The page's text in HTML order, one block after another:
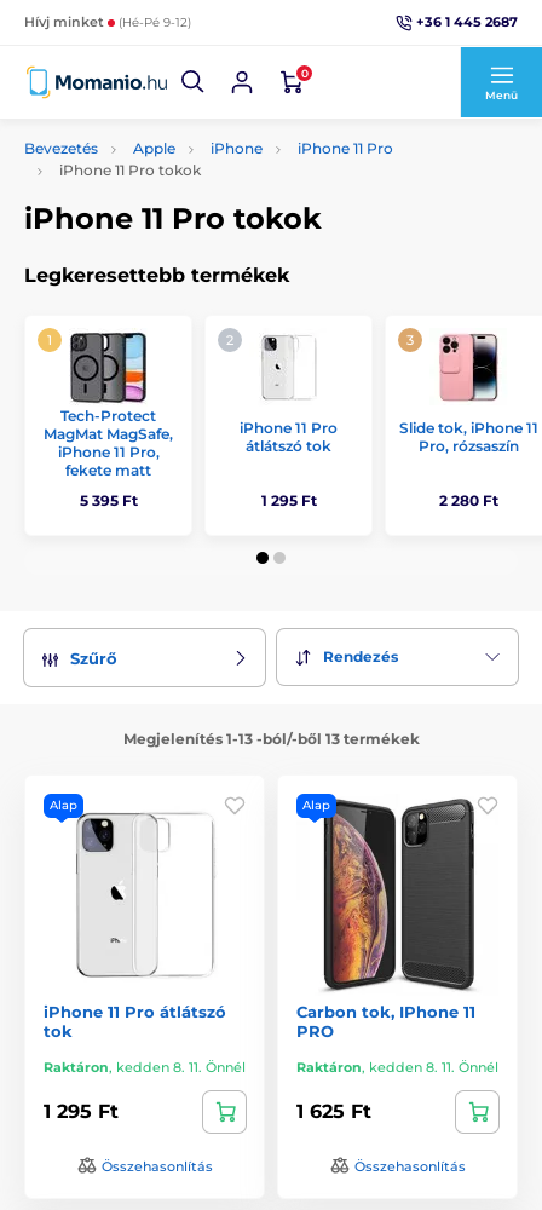
Hívj minket (Hé-Pé 9-12) +36 1 445 2687
0
Menü
Bevezetés Apple iPhone
iPhone 11 Pro
iPhone 11 Pro tokok
iPhone 11 Pro tokok
Legkeresettebb termékek
Tech-Protect
MagMat MagSafe,
iPhone 11 Pro,
fekete matt
5 395 Ft
iPhone 11 Pro
átlátszó tok
1 295 Ft
Slide tok, iPhone 11
Pro, rózsaszín
2 280 Ft
Szűrő Rendezés
Megjelenítés 1-13 -ból/-ből 13 termékek
Alap
iPhone 11 Pro átlátszó
tok
Raktáron, kedden 8. 11. Önnél
1 295 Ft
Összehasonlítás
Alap
Carbon tok, IPhone 11
PRO
Raktáron, kedden 8. 11. Önnél
1 625 Ft
Összehasonlítás